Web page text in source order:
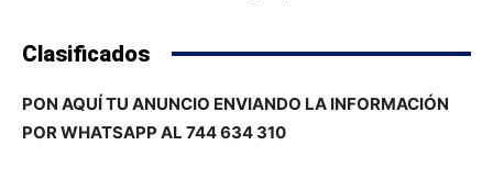
Clasificados
PON AQUÍ TU ANUNCIO ENVIANDO LA INFORMACIÓN
POR WHATSAPP AL 744 634 310